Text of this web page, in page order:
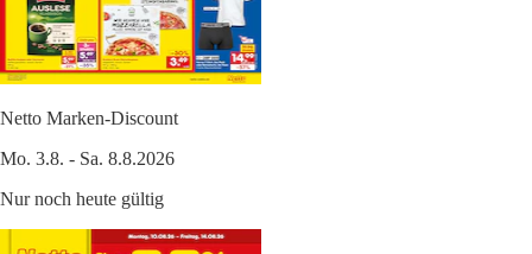
Netto Marken-Discount
Mo. 3.8. - Sa. 8.8.2026
Nur noch heute gültig